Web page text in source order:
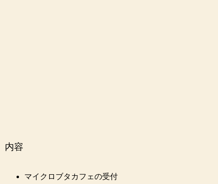
内容
マイクロブタカフェの受付